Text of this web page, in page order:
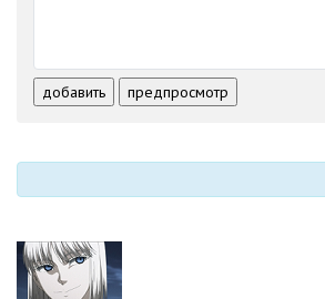
-
-
-
добавить предпросмотр